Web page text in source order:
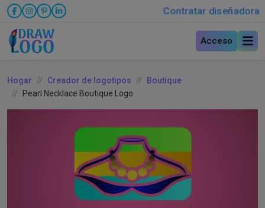
Contratar diseñadora
Acceso
Hogar Creador de logotipos
Boutique
Pearl Necklace Boutique Logo